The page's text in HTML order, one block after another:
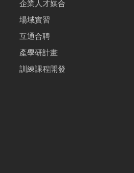
企業人才媒合
場域實習
互通合聘
產學研計畫
訓練課程開發